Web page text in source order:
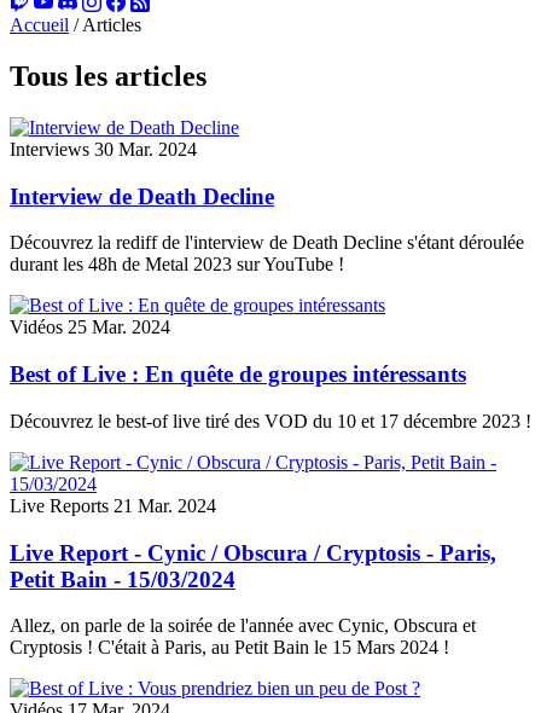
Accueil / Articles
Tous les articles
Interviews 30 Mar. 2024
Interview de Death Decline
Découvrez la rediff de l'interview de Death Decline s'étant déroulée
durant les 48h de Metal 2023 sur YouTube !
Vidéos 25 Mar. 2024
Best of Live : En quête de groupes intéressants
Découvrez le best-of live tiré des VOD du 10 et 17 décembre 2023 !
Live Reports 21 Mar. 2024
Live Report - Cynic / Obscura / Cryptosis - Paris,
Petit Bain - 15/03/2024
Allez, on parle de la soirée de l'année avec Cynic, Obscura et
Cryptosis ! C'était à Paris, au Petit Bain le 15 Mars 2024 !